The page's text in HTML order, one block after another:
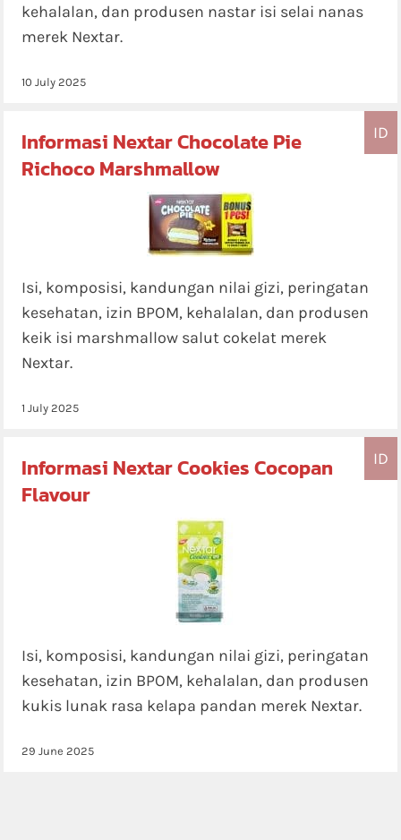
kehalalan, dan produsen nastar isi selai nanas
merek Nextar.
10 July 2025
ID
Informasi Nextar Chocolate Pie
Richoco Marshmallow
Isi, komposisi, kandungan nilai gizi, peringatan
kesehatan, izin BPOM, kehalalan, dan produsen
keik isi marshmallow salut cokelat merek
Nextar.
1 July 2025
ID
Informasi Nextar Cookies Cocopan
Flavour
Isi, komposisi, kandungan nilai gizi, peringatan
kesehatan, izin BPOM, kehalalan, dan produsen
kukis lunak rasa kelapa pandan merek Nextar.
29 June 2025